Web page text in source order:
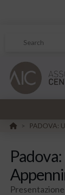
Search
HOME
> PADOVA:
Presentazione